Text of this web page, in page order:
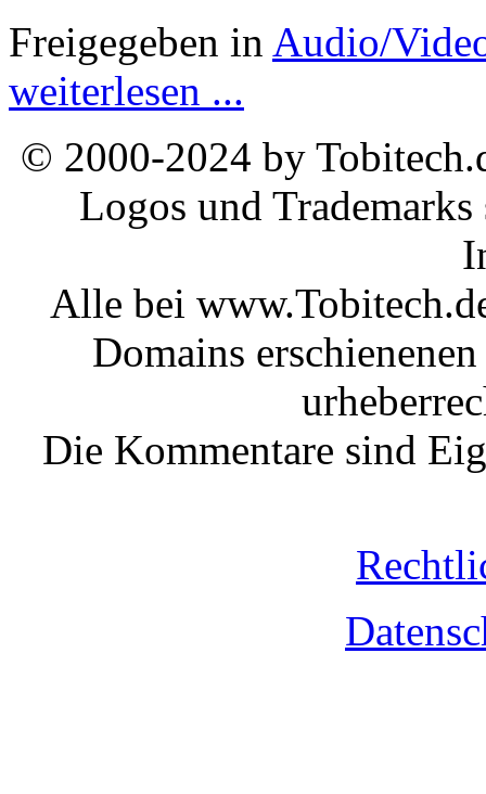
Freigegeben in Audio/
weiterlesen ...
© 2000-2024 by
Logos und
Alle bei
Domains
Die Kommentare sind